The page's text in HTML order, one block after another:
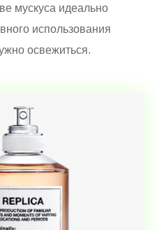
мускуса идеально
использования
освежиться.